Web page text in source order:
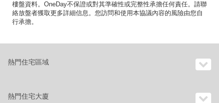
樓盤資料。OneDay不保證或對其準確性或完整性承擔任何責任。請聯
絡放盤者獲取更多詳細信息。您訪問和使用本協議內容的風險由您自
行承擔。
熱門住宅區域
熱門住宅大廈